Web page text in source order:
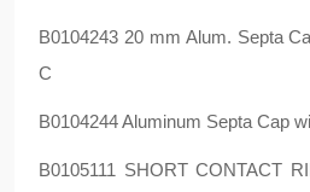
B0104243 20 mm Alum. Septa
C
B0104244 Aluminum Septa Cap
B0105111 SHORT CONTACT